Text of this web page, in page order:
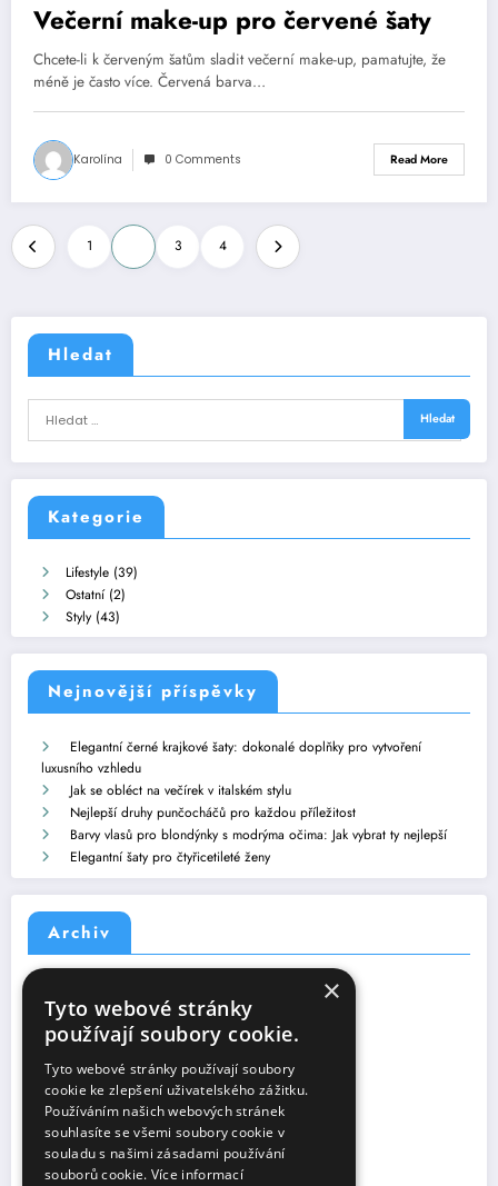
Večerní make-up pro červené šaty
Chcete-li k červeným šatům sladit večerní make-up, pamatujte, že
méně je často více. Červená barva…
Karolína 0 Comments Read More
Stránkování
příspěvků
1 3 4
Hledat
Kategorie
Lifestyle (39)
Ostatní(2)
Styly (43)
Nejnovější příspěvky
Elegantní černé krajkové šaty: dokonalé doplňky pro vytvoření
luxusního vzhledu
Jak se obléct na večírek v italském stylu
Nejlepší druhy punčocháčů pro každou příležitost
Barvy vlasů pro blondýnky s modrýma očima: Jak vybrat ty nejlepší
Elegantní šaty pro čtyřicetileté ženy
Archiv
Červenec 2026(10)
Červen 2026 (11)
Duben 2026(1)
Březen 2026(6)
Únor 2026(3)
Leden 2026(6)
Prosinec 2025 (13)
×
Tyto webové stránky
používají soubory cookie.
Tyto webové stránky používají soubory
cookie ke zlepšení uživatelského zážitku.
Používáním našich webových stránek
souhlasíte se všemi soubory cookie v
souladu s našimi zásadami používání
souborů cookie. Více informací